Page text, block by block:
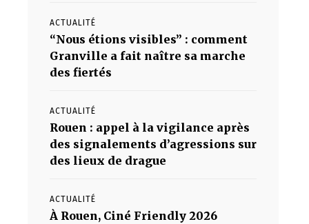
ACTUALITÉ
“Nous étions visibles” : comment
Granville a fait naître sa marche
des fiertés
ACTUALITÉ
Rouen : appel à la vigilance après
des signalements d’agressions sur
des lieux de drague
ACTUALITÉ
À Rouen, Ciné Friendly 2026